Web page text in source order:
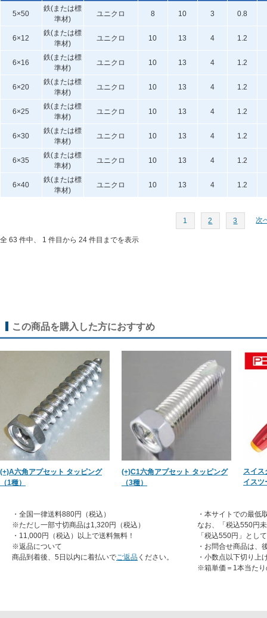
5×50
鉄(または標
準材)
ユニクロ 8 10 3 0.8
6×12
鉄(または標
準材)
ユニクロ 10 13 4 1.2
6×16
鉄(または標
準材)
ユニクロ 10 13 4 1.2
6×20
鉄(または標
準材)
ユニクロ 10 13 4 1.2
6×25
鉄(または標
準材)
ユニクロ 10 13 4 1.2
6×30
鉄(または標
準材)
ユニクロ 10 13 4 1.2
6×35
鉄(または標
準材)
ユニクロ 10 13 4 1.2
6×40
鉄(または標
準材)
ユニクロ 10 13 4 1.2
1 2 3 次
全 63 件中、 1 件目から 24 件目までを表示
この商品を購入した方におすすめ
(+)A六角アプセット タッピング
（1種）
(+)C1六角アプセット タッピング
（3種）
スイス
イスツ
・全国一律送料880円（税込）
※ただし一部寸切商品は1,320円（税込）
・11,000円（税込）以上で送料無料！
※返品について
商品到着後、5日以内に着払いでご返品 ください。
・本サイトでの最低
なお、「税込550円
「税込550円」とし
・お問合せ商品は、
・小数点以下切り上
※箱単価＝1本当たり